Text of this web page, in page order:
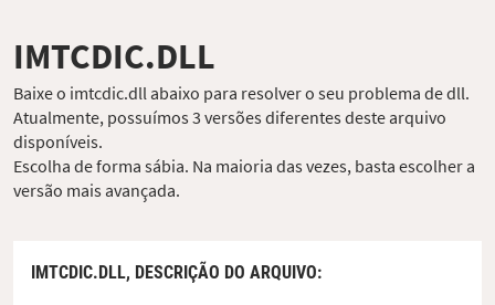
IMTCDIC.DLL
Baixe o imtcdic.dll abaixo para resolver o seu problema de dll.
Atualmente, possuímos 3 versões diferentes deste arquivo
disponíveis.
Escolha de forma sábia. Na maioria das vezes, basta escolher a
versão mais avançada.
IMTCDIC.DLL, DESCRIÇÃO DO ARQUIVO: